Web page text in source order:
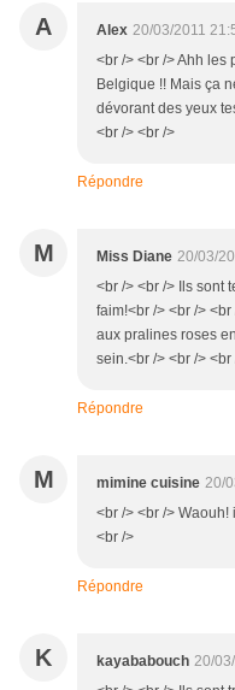
A Alex 20/03/2011
<br /> <br /> Ahh les
Belgique !! Mais ça
dévorant des yeux
<br /> <br />
Répondre
M Miss Diane 20/03/
<br /> <br /> Ils sont
faim!<br /> <br />
aux pralines roses
sein.<br /> <br /> <br
Répondre
M mimine cuisine 20/
<br /> <br /> Waouh!
<br />
Répondre
K kayababouch 20/